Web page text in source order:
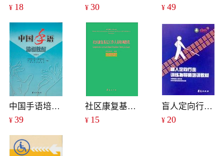
¥ 18 ¥30 ¥ 49
中国手语培训教材(试用)
¥ 39
社区康复基层工作人员培训教程
¥ 15
盲人定向行走训练指导师培训教材
¥ 20